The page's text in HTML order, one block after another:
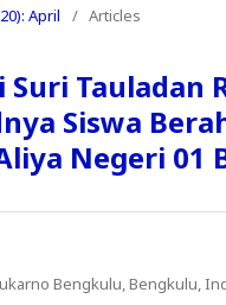
April / Articles
Tauladan
Siswa
Negeri 01
Bengkulu, Bengkulu,